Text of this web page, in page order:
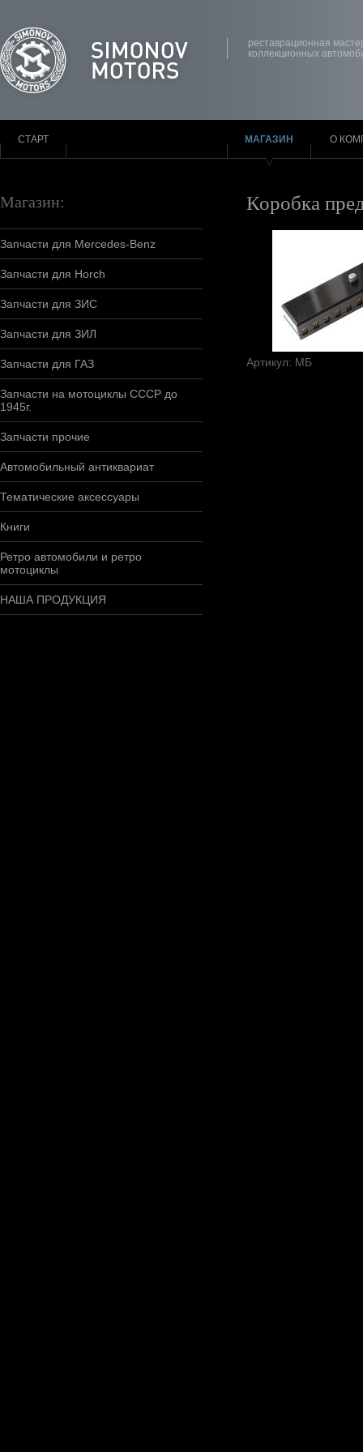
реставрационная
коллекционных
СТАРТ МАГАЗИН О
Магазин:
Запчасти для Mercedes-Benz
Запчасти для Horch
Запчасти для ЗИС
Запчасти для ЗИЛ
Запчасти для ГАЗ
Запчасти на мотоциклы СССР до
1945г.
Запчасти прочие
Автомобильный антиквариат
Тематические аксессуары
Книги
Ретро автомобили и ретро
мотоциклы
НАША ПРОДУКЦИЯ
Коробка
Артикул: МБ